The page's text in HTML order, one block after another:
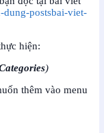
dung-postsbai-viet-
hiện:
)
thêm vào menu